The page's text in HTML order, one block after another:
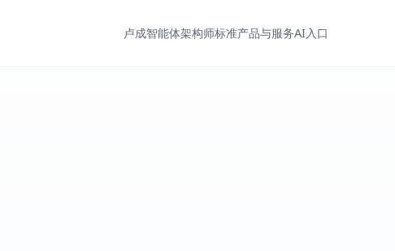
卢成智能体架构师标准产品与服务AI入口